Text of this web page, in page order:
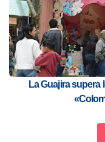
La Guajira